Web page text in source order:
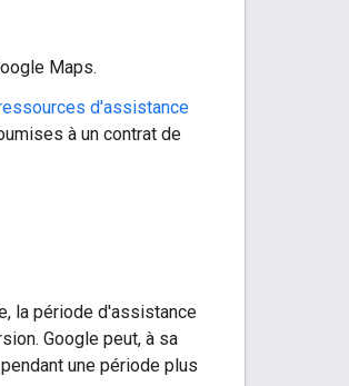
Maps.
d'assistance
à un contrat de
la période d'assistance
Google peut, à sa
une période plus